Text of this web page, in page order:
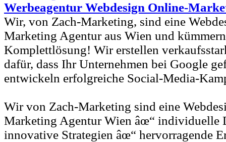
Werbeagentur Webdesign Online-
Wir, von Zach-Marketing, sind eine
Marketing Agentur aus Wien und
Komplettlösung! Wir erstellen
dafür, dass Ihr Unternehmen bei Google
entwickeln erfolgreiche Social-Media-
Wir von Zach-Marketing sind eine
Marketing Agentur Wien âœ“ individuelle
innovative Strategien âœ“ hervorragende